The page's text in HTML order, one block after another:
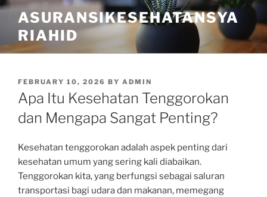
Skip
content
ASURANSIKESEHATANSYA
RIAHID
POSTED
ON
FEBRUARY 10, 2026 BY ADMIN
Apa Itu Kesehatan Tenggorokan
dan Mengapa Sangat Penting?
Kesehatan tenggorokan adalah aspek penting dari
kesehatan umum yang sering kali diabaikan.
Tenggorokan kita, yang berfungsi sebagai saluran
transportasi bagi udara dan makanan, memegang